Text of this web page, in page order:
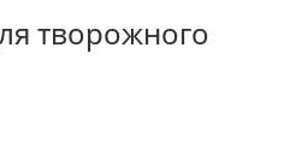
творожного